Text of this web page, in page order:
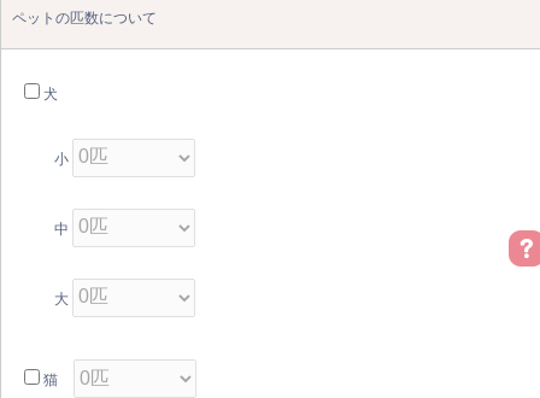
ペットの匹数について
犬
小
中
大
猫